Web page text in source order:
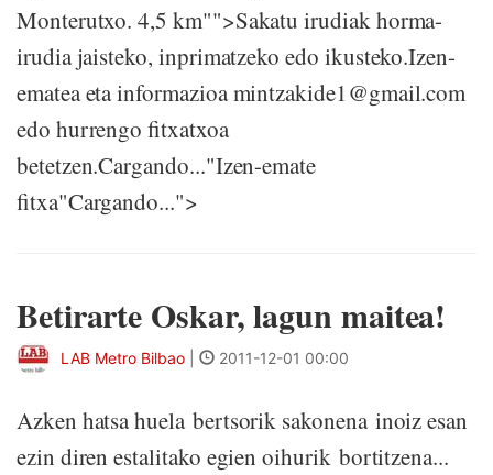
Monterutxo. 4,5 km"">Sakatu irudiak horma-
irudia jaisteko, inprimatzeko edo ikusteko.Izen-
ematea eta informazioa mintzakide1@gmail.com
edo hurrengo fitxatxoa
betetzen.Cargando..."Izen-emate
fitxa"Cargando...">
Betirarte Oskar, lagun maitea!
LAB Metro Bilbao 2011-12-01 00:00
Azken hatsa huela bertsorik sakonena inoiz esan
ezin diren estalitako egien oihurik bortitzena...